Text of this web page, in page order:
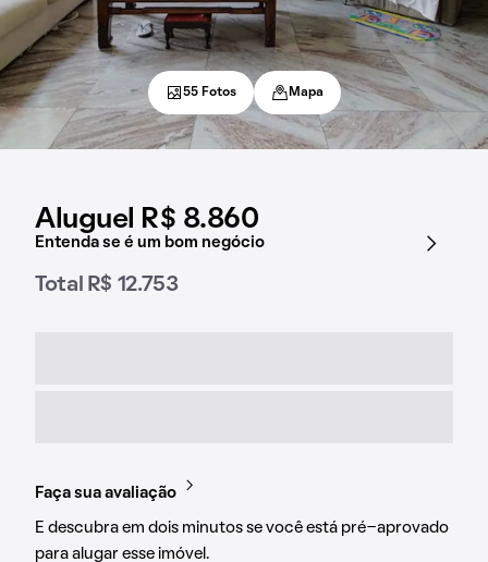
Aluguel R$ 8.860
Entenda se é um bom negócio
Total R$ 12.753
Faça sua avaliação
E descubra em dois minutos se você está pré-aprovado
para alugar esse imóvel.
55 Fotos Mapa